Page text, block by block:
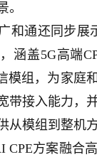
。
通还同步展
涵盖5G高端
模组，为家庭
带接入能力，
从模组到整机
CPE方案融合